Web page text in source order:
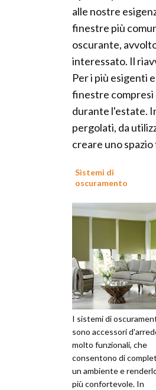
alle nostre
finestre più
oscurante,
interessato. Il
Per i più esigenti
finestre compresi
durante l'estate.
pergolati, da
creare uno
Sistemi di
oscuramento
I sistemi di
sono accessori
molto funzionali, che
consentono di
un ambiente e
più confortevole. In